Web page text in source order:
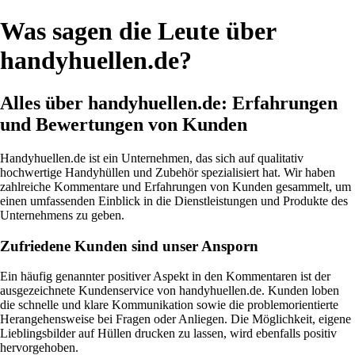
Was sagen die Leute über
handyhuellen.de?
Alles über handyhuellen.de: Erfahrungen
und Bewertungen von Kunden
Handyhuellen.de ist ein Unternehmen, das sich auf qualitativ
hochwertige Handyhüllen und Zubehör spezialisiert hat. Wir haben
zahlreiche Kommentare und Erfahrungen von Kunden gesammelt, um
einen umfassenden Einblick in die Dienstleistungen und Produkte des
Unternehmens zu geben.
Zufriedene Kunden sind unser Ansporn
Ein häufig genannter positiver Aspekt in den Kommentaren ist der
ausgezeichnete Kundenservice von handyhuellen.de. Kunden loben
die schnelle und klare Kommunikation sowie die problemorientierte
Herangehensweise bei Fragen oder Anliegen. Die Möglichkeit, eigene
Lieblingsbilder auf Hüllen drucken zu lassen, wird ebenfalls positiv
hervorgehoben.